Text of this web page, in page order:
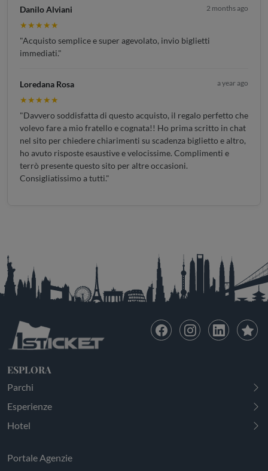
Danilo Alviani 2 months ago
★★★★★
"Acquisto semplice e super agevolato, invio biglietti
immediati."
Loredana Rosa a year ago
★★★★★
"Davvero soddisfatta di questo acquisto, il regalo perfetto che
volevo fare a mio fratello e cognata!! Ho prima scritto in chat
nel sito per chiedere chiarimenti su scadenza biglietto e altro,
ho avuto risposte esaustive e velocissime. Complimenti e
terrò presente questo sito per altre occasioni.
Consigliatissimo a tutti."
ESPLORA
Parchi
Esperienze
Hotel
Portale Agenzie